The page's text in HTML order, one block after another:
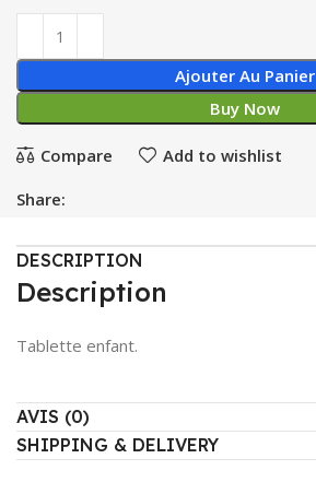
Ajouter Au Panier
Buy Now
Compare Add to wishlist
Share:
DESCRIPTION
Description
Tablette enfant.
AVIS (0)
SHIPPING & DELIVERY